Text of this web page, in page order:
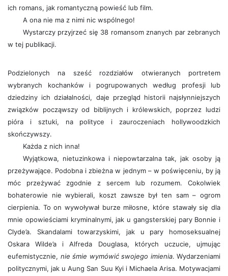
ich romans, jak romantyczną powieść lub film.
A ona nie ma z nimi nic wspólnego!
Wystarczy przyjrzeć się 38 romansom znanych par zebranych
w tej publikacji.
Podzielonych na sześć rozdziałów otwieranych portretem
wybranych kochanków i pogrupowanych według profesji lub
dziedziny ich działalności, daje przegląd historii najsłynniejszych
związków począwszy od biblijnych i królewskich, poprzez ludzi
pióra i sztuki, na polityce i zauroczeniach hollywoodzkich
skończywszy.
Każda z nich inna!
Wyjątkowa, nietuzinkowa i niepowtarzalna tak, jak osoby ją
przeżywające. Podobna i zbieżna w jednym – w poświęceniu, by ją
móc przeżywać zgodnie z sercem lub rozumem. Cokolwiek
bohaterowie nie wybierali, koszt zawsze był ten sam – ogrom
cierpienia. To on wywoływał burze miłosne, które stawały się dla
mnie opowieściami kryminalnymi, jak u gangsterskiej pary Bonnie i
Clyde’a. Skandalami towarzyskimi, jak u pary homoseksualnej
Oskara Wilde’a i Alfreda Douglasa, których uczucie, ujmując
eufemistycznie, nie śmie wymówić swojego imienia. Wydarzeniami
politycznymi, jak u Aung San Suu Kyi i Michaela Arisa. Motywacjami